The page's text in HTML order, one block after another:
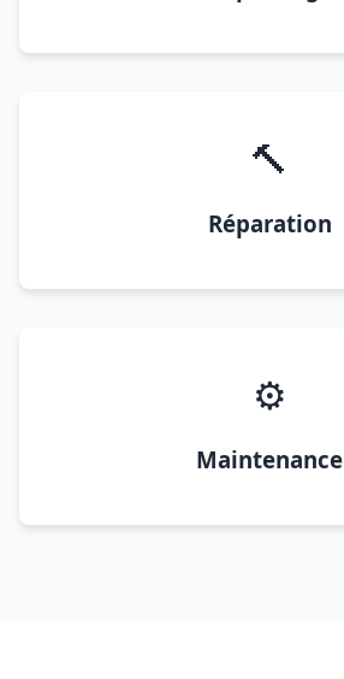
🔨
Réparation
⚙️
Maintenance